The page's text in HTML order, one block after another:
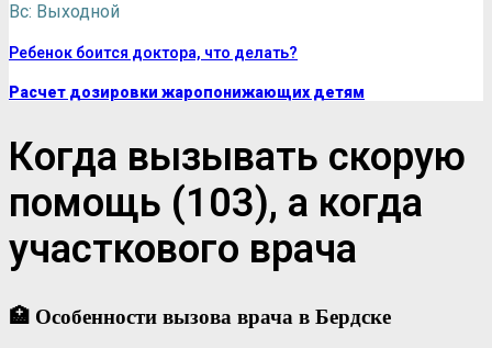
Вс: Выходной
Ребенок боится доктора, что делать?
Расчет дозировки жаропонижающих детям
Когда вызывать скорую
помощь (103), а когда
участкового врача
🏥 Особенности вызова врача в Бердске